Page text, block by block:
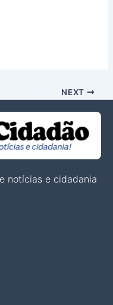
NEXT
notícias e cidadania